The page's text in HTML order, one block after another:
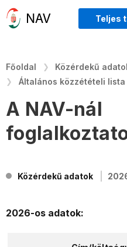
Teljes
Főoldal
Közérdekű
Általános közzétételi lista
A NAV-nál
Közérdekű adatok
2026-os adatok: